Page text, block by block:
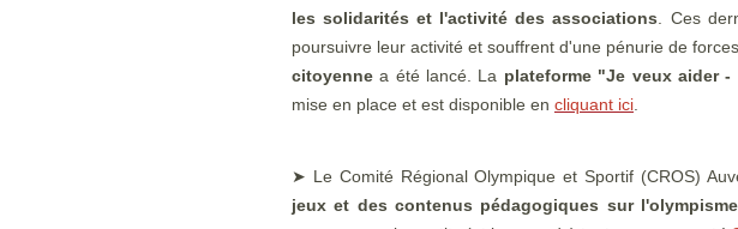
les solidarités et l'activité des associations . Ces
poursuivre leur activité et souffrent d'une pénurie de
citoyenne a été lancé. La plateforme "Je veux aider
mise en place et est disponible en cliquant ici
➤ Le Comité Régional Olympique et Sportif (CROS)
jeux et des contenus pédagogiques sur